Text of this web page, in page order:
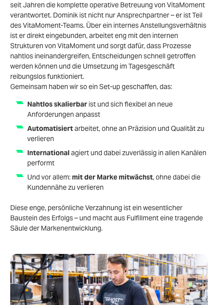
seit Jahren die komplette operative Betreuung von VitaMoment
verantwortet. Dominik ist nicht nur Ansprechpartner – er ist Teil
des VitaMoment-Teams. Über ein internes Anstellungsverhältnis
ist er direkt eingebunden, arbeitet eng mit den internen
Strukturen von VitaMoment und sorgt dafür, dass Prozesse
nahtlos ineinandergreifen, Entscheidungen schnell getroffen
werden können und die Umsetzung im Tagesgeschäft
reibungslos funktioniert.
Gemeinsam haben wir so ein Set-up geschaffen, das:
Nahtlos skalierbar ist und sich flexibel an neue
Anforderungen anpasst
Automatisiertarbeitet, ohne an Präzision und Qualität zu
verlieren
International agiert und dabei zuverlässig in allen Kanälen
performt
Und vor allem:mit der Marke mitwächst, ohne dabei die
Kundennähe zu verlieren
Diese enge, persönliche Verzahnung ist ein wesentlicher
Baustein des Erfolgs – und macht aus Fulfillment eine tragende
Säule der Markenentwicklung.